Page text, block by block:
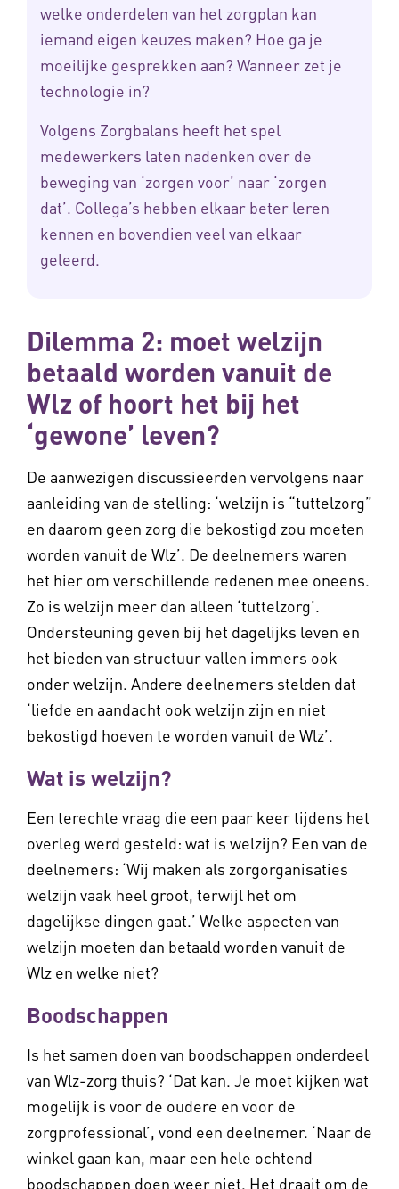
welke onderdelen van het zorgplan kan
iemand eigen keuzes maken? Hoe ga je
moeilijke gesprekken aan? Wanneer zet je
technologie in?
Volgens Zorgbalans heeft het spel
medewerkers laten nadenken over de
beweging van ‘zorgen voor’ naar ‘zorgen
dat’. Collega’s hebben elkaar beter leren
kennen en bovendien veel van elkaar
geleerd.
Dilemma 2: moet welzijn
betaald worden vanuit de
Wlz of hoort het bij het
‘gewone’ leven?
De aanwezigen discussieerden vervolgens naar
aanleiding van de stelling: ‘welzijn is “tuttelzorg”
en daarom geen zorg die bekostigd zou moeten
worden vanuit de Wlz’. De deelnemers waren
het hier om verschillende redenen mee oneens.
Zo is welzijn meer dan alleen ‘tuttelzorg’.
Ondersteuning geven bij het dagelijks leven en
het bieden van structuur vallen immers ook
onder welzijn. Andere deelnemers stelden dat
‘liefde en aandacht ook welzijn zijn en niet
bekostigd hoeven te worden vanuit de Wlz’.
Wat is welzijn?
Een terechte vraag die een paar keer tijdens het
overleg werd gesteld: wat is welzijn? Een van de
deelnemers: ‘Wij maken als zorgorganisaties
welzijn vaak heel groot, terwijl het om
dagelijkse dingen gaat.’ Welke aspecten van
welzijn moeten dan betaald worden vanuit de
Wlz en welke niet?
Boodschappen
Is het samen doen van boodschappen onderdeel
van Wlz-zorg thuis? ‘Dat kan. Je moet kijken wat
mogelijk is voor de oudere en voor de
zorgprofessional’, vond een deelnemer. ‘Naar de
winkel gaan kan, maar een hele ochtend
boodschappen doen weer niet. Het draait om de